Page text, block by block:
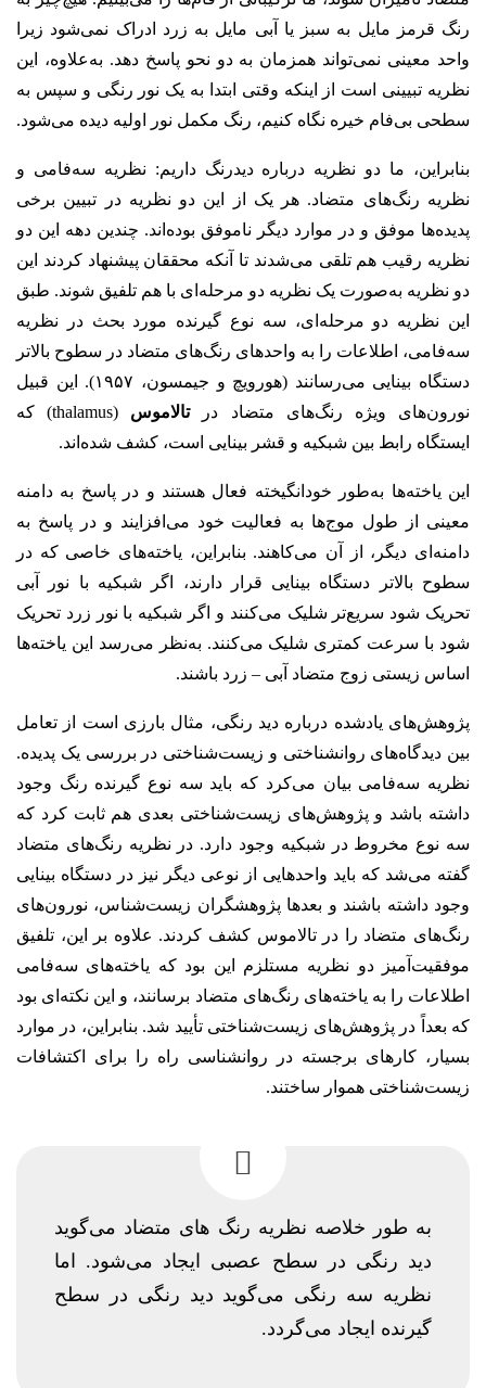
رنگ قرمز مایل به سبز یا آبی مایل به زرد ادراک نمی‌شود زیرا
واحد معینی نمی‌تواند همزمان به دو نحو پاسخ دهد. به‌علاوه، این
نظریه تبیینی است از اینکه وقتی ابتدا به یک نور رنگی و سپس به
سطحی بی‌فام خیره نگاه کنیم، رنگ مکمل نور اولیه دیده می‌شود.
بنابراین، ما دو نظریه درباره دیدرنگ داریم: نظریه سه‌فامی و
نظریه رنگ‌های متضاد. هر یک از این دو نظریه در تبیین برخی
پدید‌‌ه‌ها موفق و در موارد دیگر ناموفق بوده‌اند. چندین دهه این دو
نظریه رقیب هم تلقی می‌شدند تا آنکه محققان پیشنهاد کردند این
دو نظریه به‌صورت یک نظریه دو مرحله‌ای با هم تلفیق شوند. طبق
این نظریه دو مرحله‌ای، سه نوع گیرنده مورد بحث در نظریه
سه‌فامی، اطلاعات را به واحدهای رنگ‌های متضاد در سطوح بالاتر
دستگاه بینایی می‌رسانند (هورویچ و جیمسون، ۱۹۵۷). این قبیل
نورون‌های ویژه رنگ‌های متضاد درتالاموس
(thalamus) که
ایستگاه رابط بین شبکیه و قشر بینایی است، کشف شده‌اند.
این یاخته‌ها به‌طور خودانگیخته فعال هستند و در پاسخ به دامنه
معینی از طول موج‌ها به فعالیت خود می‌افزایند و در پاسخ به
دامنه‌ای دیگر، از آن می‌کاهند. بنابراین، یاخته‌های خاصی که در
سطوح بالاتر دستگاه بینایی قرار دارند، اگر شبکیه با نور آبی
تحریک شود سریع‌تر شلیک می‌کنند و اگر شبکیه با نور زرد تحریک
شود با سرعت کمتری شلیک می‌کنند. به‌نظر می‌رسد این یاخته‌ها
اساس زیستی زوج متضاد آبی – زرد باشند.
پژوهش‌های یادشده درباره دید رنگی، مثال بارزی است از تعامل
بین دیدگاه‌های روانشناختی و زیست‌شناختی در بررسی یک پدیده.
نظریه سه‌فامی بیان می‌کرد که باید سه‌ نوع گیرنده رنگ وجود
داشته باشد و پژوهش‌های زیست‌شناختی بعدی هم ثابت کرد که
سه نوع مخروط در شبکیه وجود دارد. در نظریه رنگ‌های متضاد
گفته می‌شد که باید واحدهایی از نوعی دیگر نیز در دستگاه بینایی
وجود داشته باشند و بعدها پژوهشگران زیست‌شناس، نورون‌های
رنگ‌های متضاد را در تالاموس کشف کردند. علاوه بر این، تلفیق
موفقیت‌آمیز دو نظریه مستلزم این بود که یاخته‌های سه‌فامی
اطلاعات را به یاخته‌های رنگ‌های متضاد برسانند، و این نکته‌ای بود
که بعداً در پژوهش‌های زیست‌شناختی تأیید شد. بنابراین، در موارد
بسیار، کارهای برجسته در روانشناسی راه را برای اکتشافات
زیست‌شناختی هموار ساختند.
به طور خلاصه نظریه رنگ های متضاد می‌گوید
دید رنگی در سطح عصبی ایجاد می‌شود. اما
نظریه سه رنگی می‌گوید دید رنگی در سطح
گیرنده ایجاد می‌گردد.